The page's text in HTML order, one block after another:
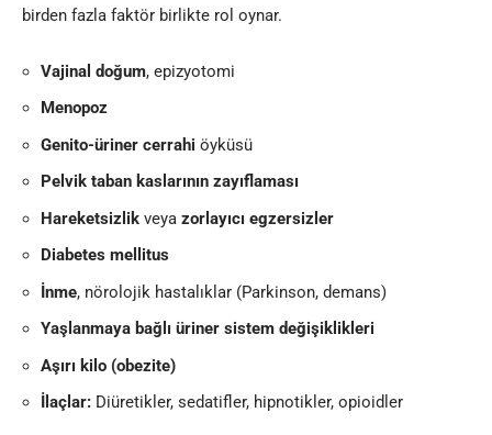
birden fazla faktör birlikte rol oynar.
Vajinal doğum, epizyotomi
Menopoz
Genito-üriner cerrahi öyküsü
Pelvik taban kaslarının zayıflaması
Hareketsizlik veya zorlayıcı egzersizler
Diabetes mellitus
İnme, nörolojik hastalıklar (Parkinson, demans)
Yaşlanmaya bağlı üriner sistem değişiklikleri
Aşırı kilo (obezite)
İlaçlar: Diüretikler, sedatifler, hipnotikler, opioidler